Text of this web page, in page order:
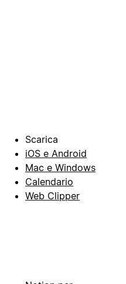
Scarica
iOS e Android
Mac e Windows
Calendario
Web Clipper